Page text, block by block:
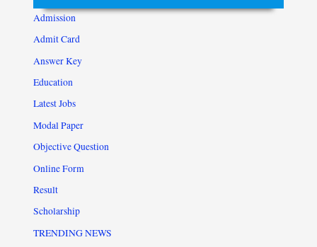
Admission
Admit Card
Answer Key
Education
Latest Jobs
Modal Paper
Objective Question
Online Form
Result
Scholarship
TRENDING NEWS